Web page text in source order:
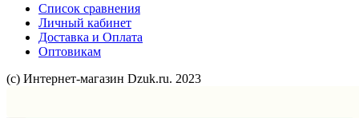
Список сравнения
Личный кабинет
Доставка и Оплата
Оптовикам
(с) Интернет-магазин Dzuk.ru. 2023